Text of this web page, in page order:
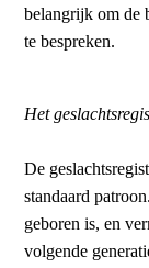
belangrijk om de
te bespreken.
Het
De
standaard
geboren is, en
volgende